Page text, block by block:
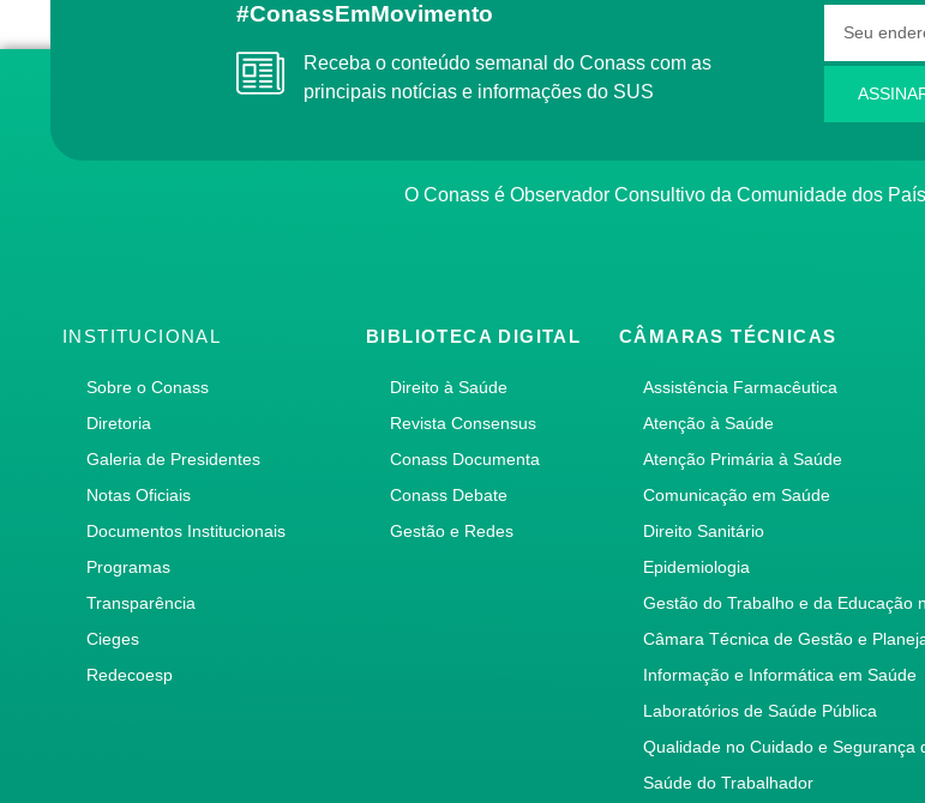
#ConassEmMovimento
Receba o conteúdo semanal do Conass com as
principais notícias e informações do SUS
O Conass é Observador Consultivo da Comunidade dos
INSTITUCIONAL
Sobre o Conass
Diretoria
Galeria de Presidentes
Notas Oficiais
Documentos Institucionais
Programas
Transparência
Cieges
Redecoesp
BIBLIOTECA DIGITAL
Direito à Saúde
Revista Consensus
Conass Documenta
Conass Debate
Gestão e Redes
CÂMARAS TÉCNICAS
Assistência Farmacêutica
Atenção à Saúde
Atenção Primária à Saúde
Comunicação em Saúde
Direito Sanitário
Epidemiologia
Gestão do Trabalho e da Educação
Câmara Técnica de Gestão e
Informação e Informática em Saúde
Laboratórios de Saúde Pública
Qualidade no Cuidado e Segurança
Saúde do Trabalhador